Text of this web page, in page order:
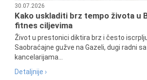
30.07.2026
Kako uskladiti brz tempo života u
fitnes ciljevima
Život u prestonici diktira brz i često
Saobraćajne gužve na Gazeli, dugi radni
kancelarijama...
Detaljnije ›